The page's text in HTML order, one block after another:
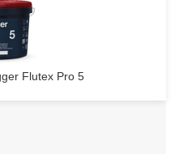
Flutex Pro 5